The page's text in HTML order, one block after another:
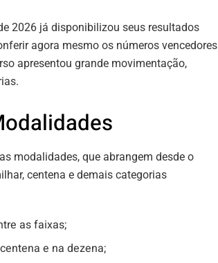
2026 já disponibilizou seus resultados
agora mesmo os números vencedores
apresentou grande movimentação,
modalidades, que abrangem desde o
centena e demais categorias
as faixas;
e na dezena;